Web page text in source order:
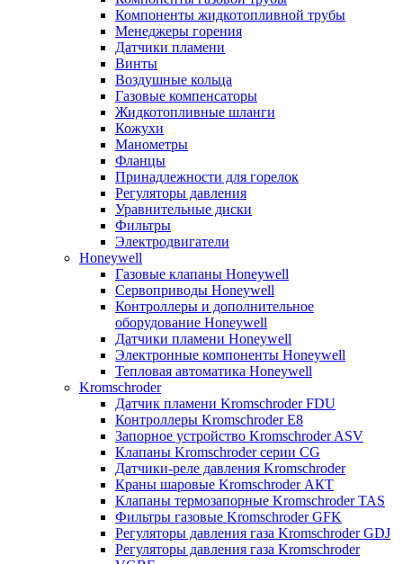
Компоненты жидкотопливной трубы
Менеджеры горения
Датчики пламени
Винты
Воздушные кольца
Газовые компенсаторы
Жидкотопливные шланги
Кожухи
Манометры
Фланцы
Принадлежности для горелок
Регуляторы давления
Уравнительные диски
Фильтры
Электродвигатели
Honeywell
Газовые клапаны Honeywell
Сервоприводы Honeywell
Контроллеры и дополнительное
оборудование Honeywell
Датчики пламени Honeywell
Электронные компоненты Honeywell
Тепловая автоматика Honeywell
Kromschroder
Датчик пламени Kromschroder FDU
Контроллеры Kromschroder E8
Запорное устройство Kromschroder ASV
Клапаны Kromschroder серии CG
Датчики-реле давления Kromschroder
Краны шаровые Kromschroder АКТ
Клапаны термозапорные Kromschroder TAS
Фильтры газовые Kromschroder GFK
Регуляторы давления газа Kromschroder GDJ
Регуляторы давления газа Kromschroder